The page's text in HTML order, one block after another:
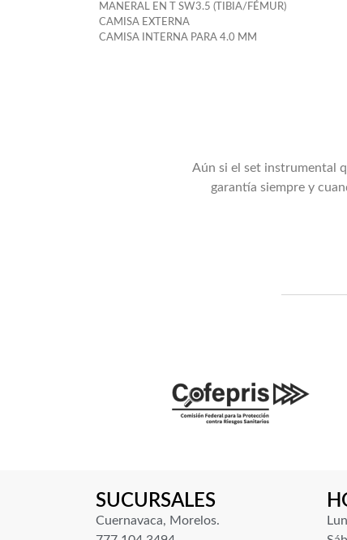
MANERAL EN T SW3.5 (TIBIA/FÉMUR)
CAMISA EXTERNA
CAMISA INTERNA PARA 4.0 MM
Aún si el set instrumental
garantía siempre y
SUCURSALES
Cuernavaca, Morelos.